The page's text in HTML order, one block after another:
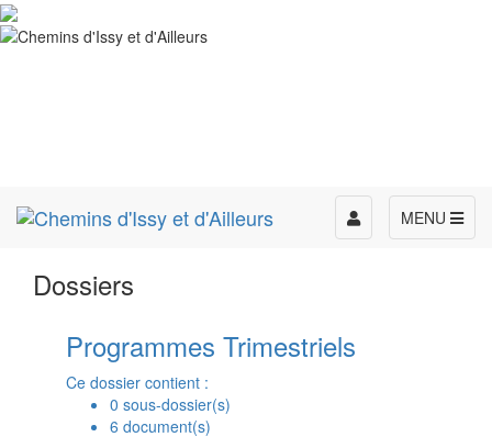
MENU
Toggle
navigation
Dossiers
Programmes Trimestriels
Ce dossier contient :
0 sous-dossier(s)
6 document(s)